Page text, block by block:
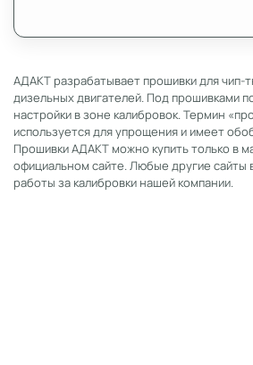
АДАКТ разрабатывает прошивки для чип-
дизельных двигателей. Под прошивками
настройки в зоне калибровок. Термин
используется для упрощения и имеет
Прошивки АДАКТ можно купить только в
официальном сайте. Любые другие
работы за калибровки нашей компании.